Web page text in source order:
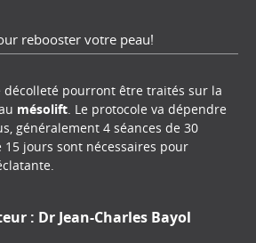
rebooster votre peau!
décolleté pourront être traités sur la
mésolift . Le protocole va dépendre
généralement 4 séances de 30
15 jours sont nécessaires pour
: Dr Jean-Charles Bayol